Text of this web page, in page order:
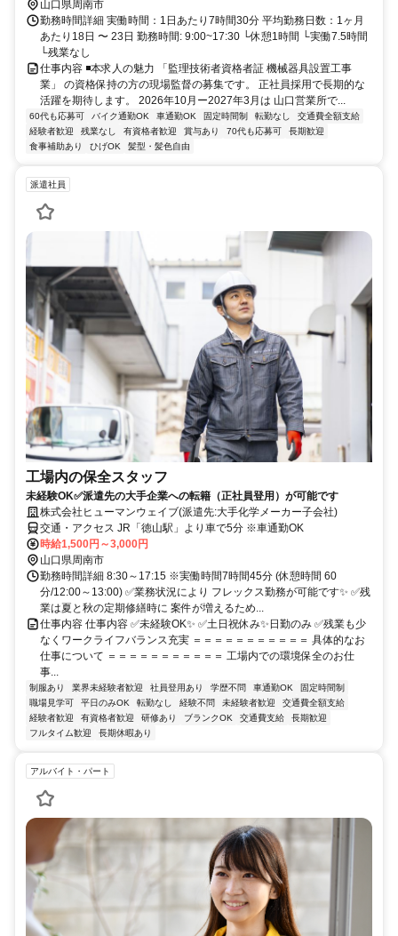
山口県周南市
勤務時間詳細 実働時間：1日あたり7時間30分 平均勤務日数：1ヶ月
あたり18日 〜 23日 勤務時間: 9:00~17:30 └休憩1時間 └実働7.5時間
└残業なし
仕事内容 ◾️本求人の魅力 「監理技術者資格者証 機械器具設置工事
業」 の資格保持の方の現場監督の募集です。 正社員採用で長期的な
活躍を期待します。 2026年10月ー2027年3月は 山口営業所で...
60代も応募可 バイク通勤OK 車通勤OK 固定時間制 転勤なし
交通費全額支給
経験者歓迎
残業なし 有資格者歓迎 賞与あり 70代も応募可
長期歓迎
食事補助あり
ひげOK 髪型・髪色自由
派遣社員
工場内の保全スタッフ
未経験OK✅派遣先の大手企業への転籍（正社員登用）が可能です
株式会社ヒューマンウェイブ(派遣先:大手化学メーカー子会社)
交通・アクセス JR「徳山駅」より車で5分 ※車通勤OK
時給1,500円～3,000円
山口県周南市
勤務時間詳細 8:30～17:15 ※実働時間7時間45分 (休憩時間 60
分/12:00～13:00) ✅業務状況により フレックス勤務が可能です✨ ✅残
業は夏と秋の定期修繕時に 案件が増えるため...
仕事内容 仕事内容 ✅未経験OK✨ ✅土日祝休み✨日勤のみ ✅残業も少
なくワークライフバランス充実 ＝＝＝＝＝＝＝＝＝＝＝ 具体的なお
仕事について ＝＝＝＝＝＝＝＝＝＝＝ 工場内での環境保全のお仕
事...
制服あり 業界未経験者歓迎 社員登用あり 学歴不問 車通勤OK
固定時間制
職場見学可
平日のみOK 転勤なし 経験不問 未経験者歓迎
交通費全額支給
経験者歓迎
有資格者歓迎 研修あり ブランクOK 交通費支給
長期歓迎
フルタイム歓迎
長期休暇あり
アルバイト・パート